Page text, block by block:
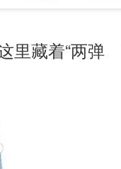
里藏着“两弹